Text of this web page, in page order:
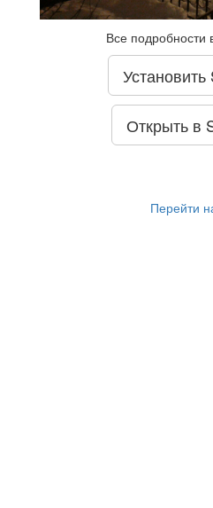
Все подробности
Открыть в
Перейти